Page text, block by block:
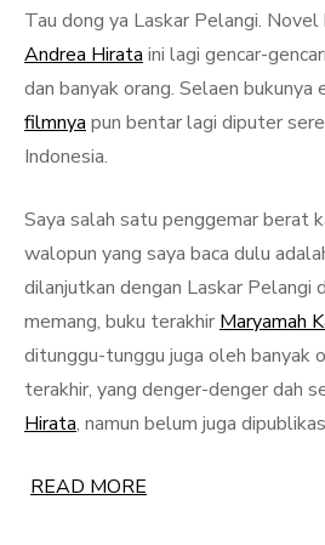
Tau dong ya Laskar Pelangi.
Andrea Hirata ini lagi gencar-
dan banyak orang. Selaen bukunya
filmnya pun bentar lagi diputer
Indonesia.
Saya salah satu penggemar berat
walopun yang saya baca dulu
dilanjutkan dengan Laskar Pelangi
memang, buku terakhir Maryamah
ditunggu-tunggu juga oleh banyak
terakhir, yang denger-denger dah
Hirata, namun belum juga
READ MORE